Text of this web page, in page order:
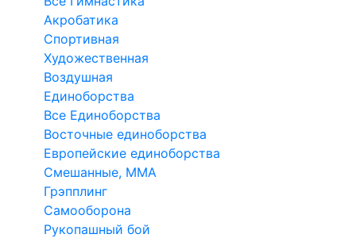
Акробатика
Спортивная
Художественная
Воздушная
Единоборства
Все Единоборства
Восточные единоборства
Европейские единоборства
Смешанные, ММА
Грэпплинг
Самооборона
Рукопашный бой